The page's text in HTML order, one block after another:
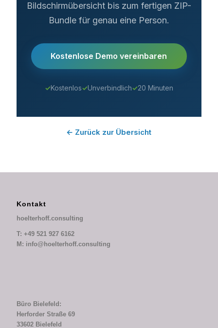
Bildschirmübersicht bis zum fertigen ZIP-
Bundle für genau eine Person.
Kostenlose Demo vereinbaren
✓Kostenlos✓Unverbindlich✓20 Minuten
← Zurück zur Übersicht
Kontakt
hoelterhoff.consulting
T: +49 521 927 6162
M: info@hoelterhoff.consulting
Büro Bielefeld:
Herforder Straße 69
33602 Bielefeld